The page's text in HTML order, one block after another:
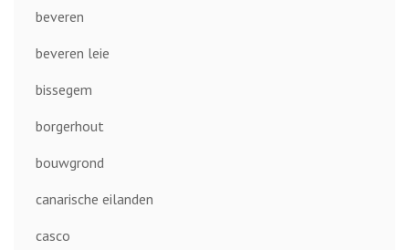
beveren
beveren leie
bissegem
borgerhout
bouwgrond
canarische eilanden
casco